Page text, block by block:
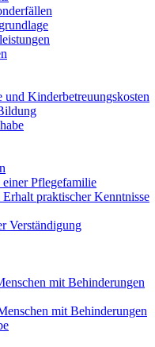
Kinderbetreuungskosten
Pflegefamilie
praktischer Kenntnisse
Verständigung
mit Behinderungen
mit Behinderungen